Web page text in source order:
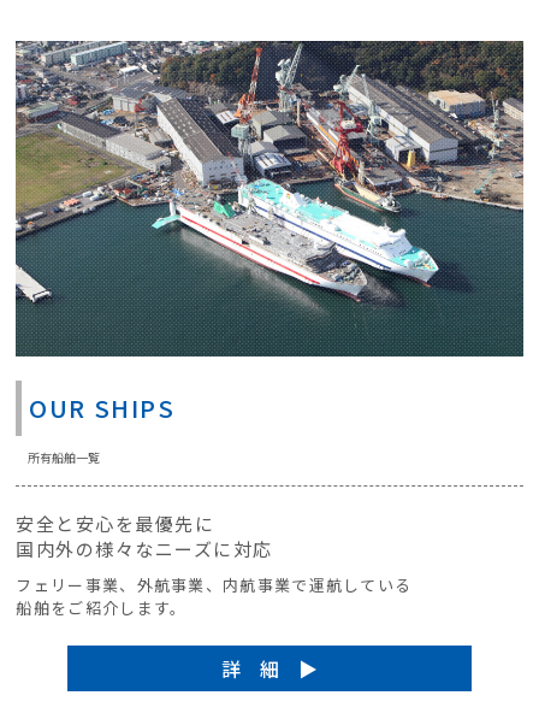
OUR SHIPS
所有船舶一覧
安全と安心を最優先に
国内外の様々なニーズに対応
フェリー事業、外航事業、内航事業で運航している
船舶をご紹介します。
詳 細 ▶︎